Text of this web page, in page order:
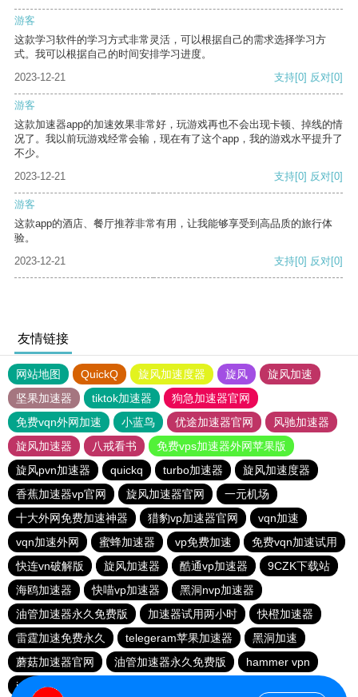
游客
这款学习软件的学习方式非常灵活，可以根据自己的需求选择学习方
式。我可以根据自己的时间安排学习进度。
2023-12-21
支持[0] 反对[0]
游客
这款加速器app的加速效果非常好，玩游戏再也不会出现卡顿、掉线的情
况了。我以前玩游戏经常会输，现在有了这个app，我的游戏水平提升了
不少。
2023-12-21
支持[0] 反对[0]
游客
这款app的酒店、餐厅推荐非常有用，让我能够享受到高品质的旅行体
验。
2023-12-21
支持[0] 反对[0]
友情链接
网站地图 QuickQ 旋风加速度器 旋风
旋风加速
坚果加速器
tiktok加速器
狗急加速器官网
免费vqn外网加速
小蓝鸟 优途加速器官网
风驰加速器
旋风加速器
八戒看书
免费vps加速器外网苹果版
旋风pvn加速器
quickq turbo加速器
旋风加速度器
香蕉加速器vp官网
旋风加速器官网
一元机场
十大外网免费加速神器
猎豹vp加速器官网
vqn加速
vqn加速外网
蜜蜂加速器 vp免费加速
免费vqn加速试用
快连vn破解版
旋风加速器 酷通vp加速器
9CZK下载站
海鸥加速器
快喵vp加速器
黑洞nvp加速器
油管加速器永久免费版
加速器试用两小时
快橙加速器
雷霆加速免费永久
telegeram苹果加速器
黑洞加速
蘑菇加速器官网
油管加速器永久免费版
hammer vpn
ios加速器